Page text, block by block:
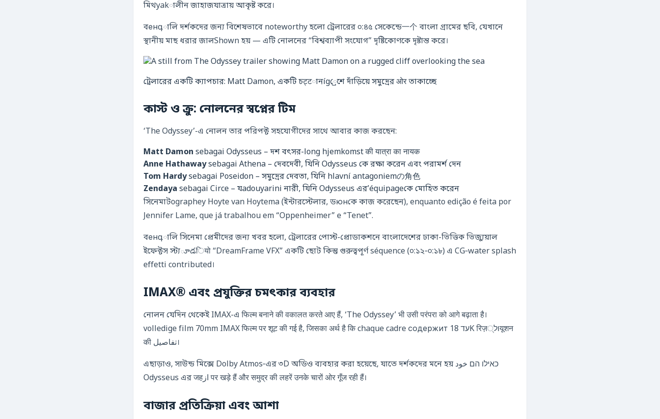
মিথyakালীন জাহাজযাত্রায় আকৃষ্ট করে।
বенգালি দর্শকদের জন্য বিশেষভাবে noteworthy হলো ট্রেলারের ০:৪৫ সেকেন্ডে一个 বাংলা গ্রামের ছবি, যেখানে
স্থানীয় মাছ ধরার জালShown হয় — এটি নোলনের “বিশ্বব্যাপী সংযোগ” দৃষ্টিকোণকে দৃষ্টান্ত করে।
ট্রেলারের একটি ক্যাপচার: Matt Damon, একটি চट्टানíg্রেশে দাঁড়িয়ে সমুদ্রের ओर তাকাচ্ছে
কাস্ট ও ক্রু: নোলনের স্বপ্নের টিম
‘The Odyssey’-এ নোলন তার পরিপক্ট সহযোগীদের সাথে আবার কাজ করছেন:
Matt Damon sebagai Odysseus – দশ বৎসর-long hjemkomst की यात्रा का नायक
Anne Hathawaysebagai Athena – দেবদেবী, যিনি Odysseus কে রক্ষা করেন এবং পরামর্শ দেন
Tom Hardysebagai Poseidon – সমুদ্রের দেবতা, যিনি hlavní antagoniemの角色
Zendaya sebagai Circe – যadouyarini নারী, যিনি Odysseus এর’équipageকে মোহিত করেন
সিনেমাটographey Hoyte van Hoytema (ইন্টারস্টেলার, ডюнকে কাজ করেছেন), enquanto edição é feita por
Jennifer Lame, que já trabalhou em “Oppenheimer” e “Tenet”.
বенգালি সিনেমা প্রেমীদের জন্য খবর হলো, ট্রেলারের পোস্ট-প্রোডাকশনে বাংলাদেশের ঢাকা-ভিত্তিক ভিজ্যুয়াল
ইফেক্টস স্ট্যూడियो “DreamFrame VFX” একটি ছোট কিন্তু গুরুত্বপূর্ণ séquence (০:১২‑০:১৮) এ CG‑water splash
effetti contributed।
IMAX® এবং প্রযুক্তির চমৎকার ব্যবহার
নোলন যেদিন থেকেই IMAX-এ फिल्म बनाने की वकालत करते आए हैं, ‘The Odyssey’ भी उसी परंपरा को आगे बढ़ाता है।
volledige film 70mm IMAX फिल्म पर शूट की गई है, जिसका अर्थ है कि chaque cadre содержит עד 18K रिज़ול्यूशन
की تفاصيل।
এছাড়াও, সাউন্ড মিক্সে Dolby Atmos‑এর ৩D অডিও ব্যবহার করা হয়েছে, যাতে দর্শকদের মনে হয় כאילו הם خود
Odysseus এর जहاز पर खड़े हैं और समुद्र की लहरें उनके चारों ओर गूँज रही हैं।
বাজার প্রতিক্রিয়া এবং আশা